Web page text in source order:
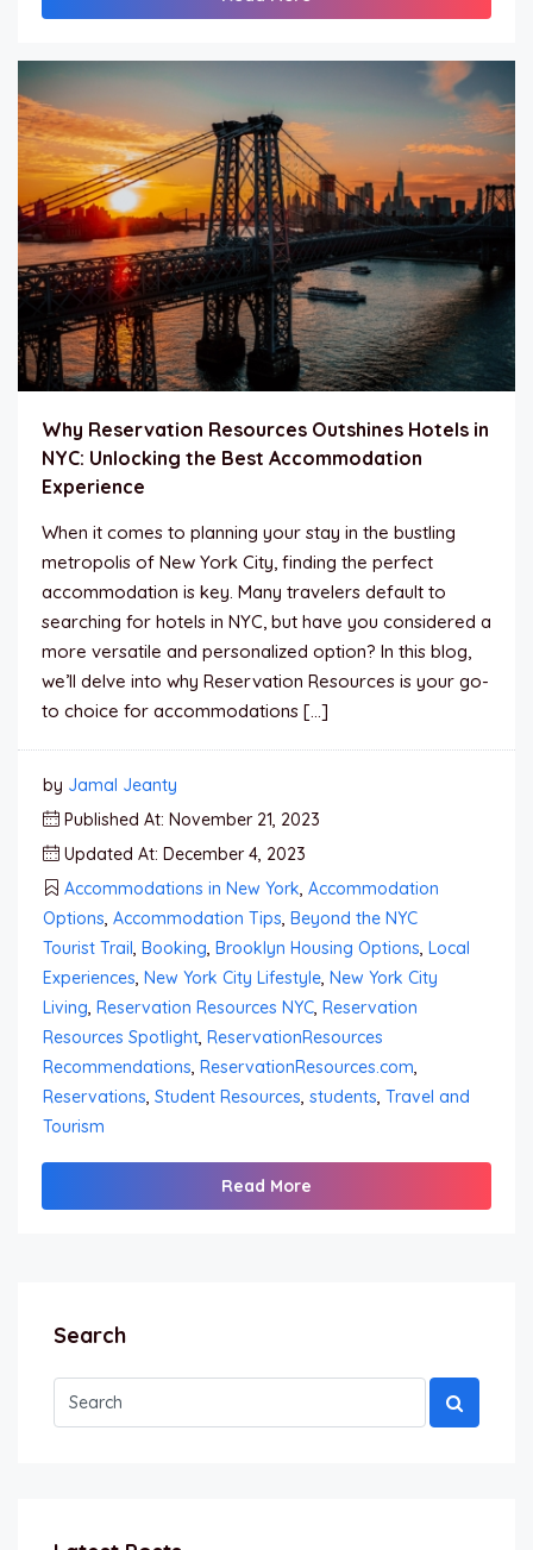
Why Reservation Resources Outshines Hotels in
NYC: Unlocking the Best Accommodation
Experience
When it comes to planning your stay in the bustling
metropolis of New York City, finding the perfect
accommodation is key. Many travelers default to
searching for hotels in NYC, but have you considered a
more versatile and personalized option? In this blog,
we’ll delve into why Reservation Resources is your go-
to choice for accommodations […]
by Jamal Jeanty
Published At: November 21, 2023
Updated At: December 4, 2023
Accommodations in New York, Accommodation
Options, Accommodation Tips, Beyond the NYC
Tourist Trail, Booking, Brooklyn Housing Options, Local
Experiences, New York City Lifestyle, New York City
Living, Reservation Resources NYC, Reservation
Resources Spotlight, ReservationResources
Recommendations, ReservationResources.com,
Reservations, Student Resources, students, Travel and
Tourism
Read More
Search